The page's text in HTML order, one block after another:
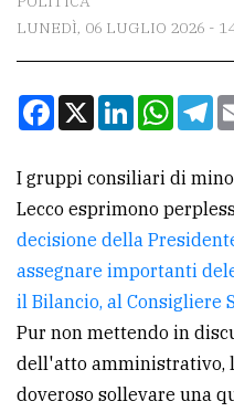
Per
la
pubblicità
CERCA
Cerca
per
comune
Ricerca
avanzata
LUNEDÌ, 06 LUGLIO 2026 -
Facebook
X LinkedIn
I gruppi consiliari di
Lecco esprimono
decisione della
assegnare importanti
il Bilancio, al Consigliere
Pur non mettendo in
dell'atto amministrativo,
doveroso sollevare una